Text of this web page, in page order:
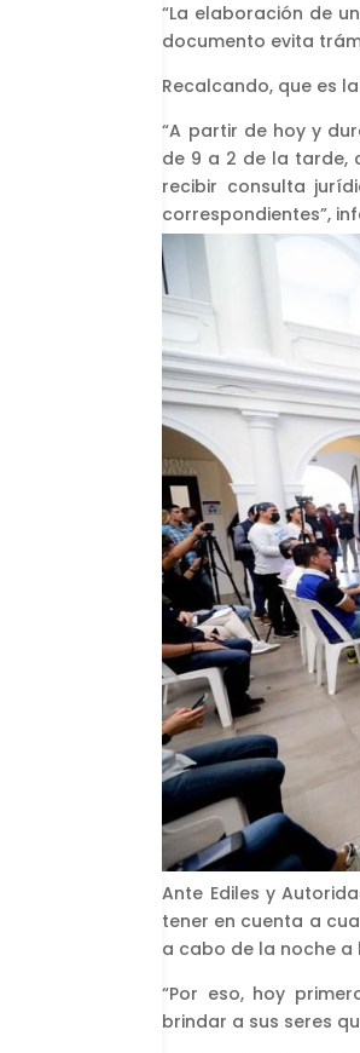
“La elaboración de
documento evita
Recalcando, que es
“A partir de hoy y
de 9 a 2 de la tarde,
recibir consulta
correspondientes”,
Ante Ediles y
tener en cuenta a
a cabo de la noche a
“Por eso, hoy
brindar a sus seres